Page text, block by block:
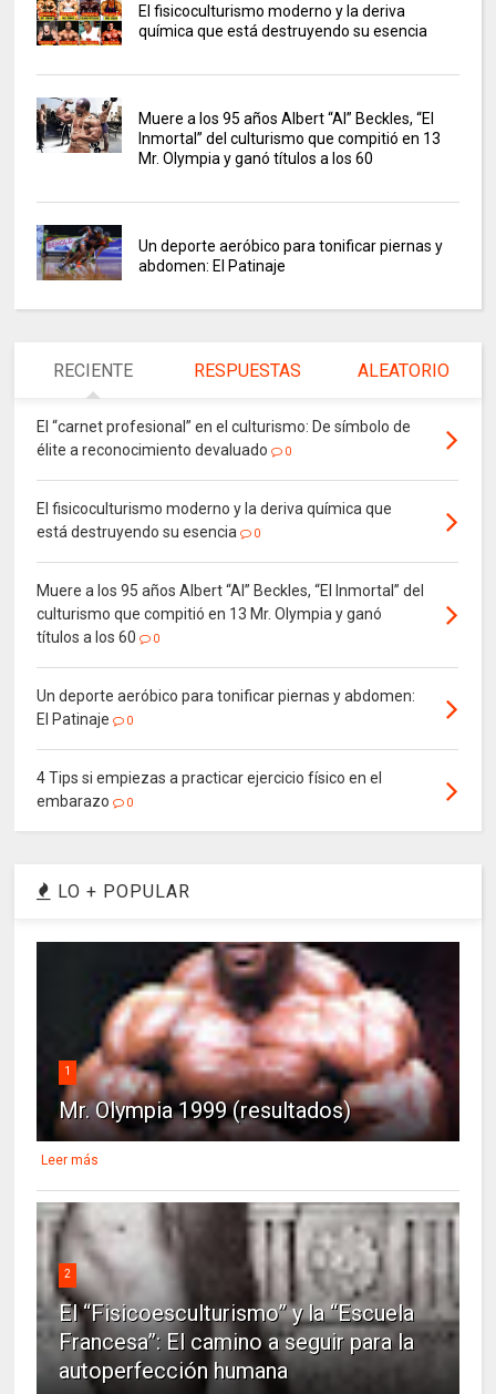
El fisicoculturismo moderno y la deriva
química que está destruyendo su esencia
Muere a los 95 años Albert “Al” Beckles, “El
Inmortal” del culturismo que compitió en 13
Mr. Olympia y ganó títulos a los 60
Un deporte aeróbico para tonificar piernas y
abdomen: El Patinaje
RECIENTE RESPUESTAS ALEATORIO
El “carnet profesional” en el culturismo: De símbolo de
élite a reconocimiento devaluado
0
El fisicoculturismo moderno y la deriva química que
está destruyendo su esencia
0
Muere a los 95 años Albert “Al” Beckles, “El Inmortal” del
culturismo que compitió en 13 Mr. Olympia y ganó
títulos a los 60
0
Un deporte aeróbico para tonificar piernas y abdomen:
El Patinaje
0
4 Tips si empiezas a practicar ejercicio físico en el
embarazo
0
LO + POPULAR
1
Mr. Olympia 1999 (resultados)
Leer más
2
El “Fisicoesculturismo” y la “Escuela
Francesa”: El camino a seguir para la
autoperfección humana